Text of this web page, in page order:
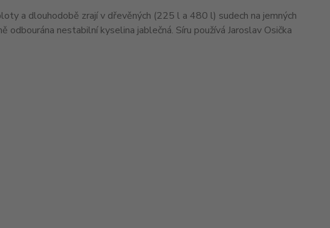
a dlouhodobě zrají v dřevěných (225 l a 480 l) sudech na jemných
odbourána nestabilní kyselina jablečná. Síru používá Jaroslav Osička